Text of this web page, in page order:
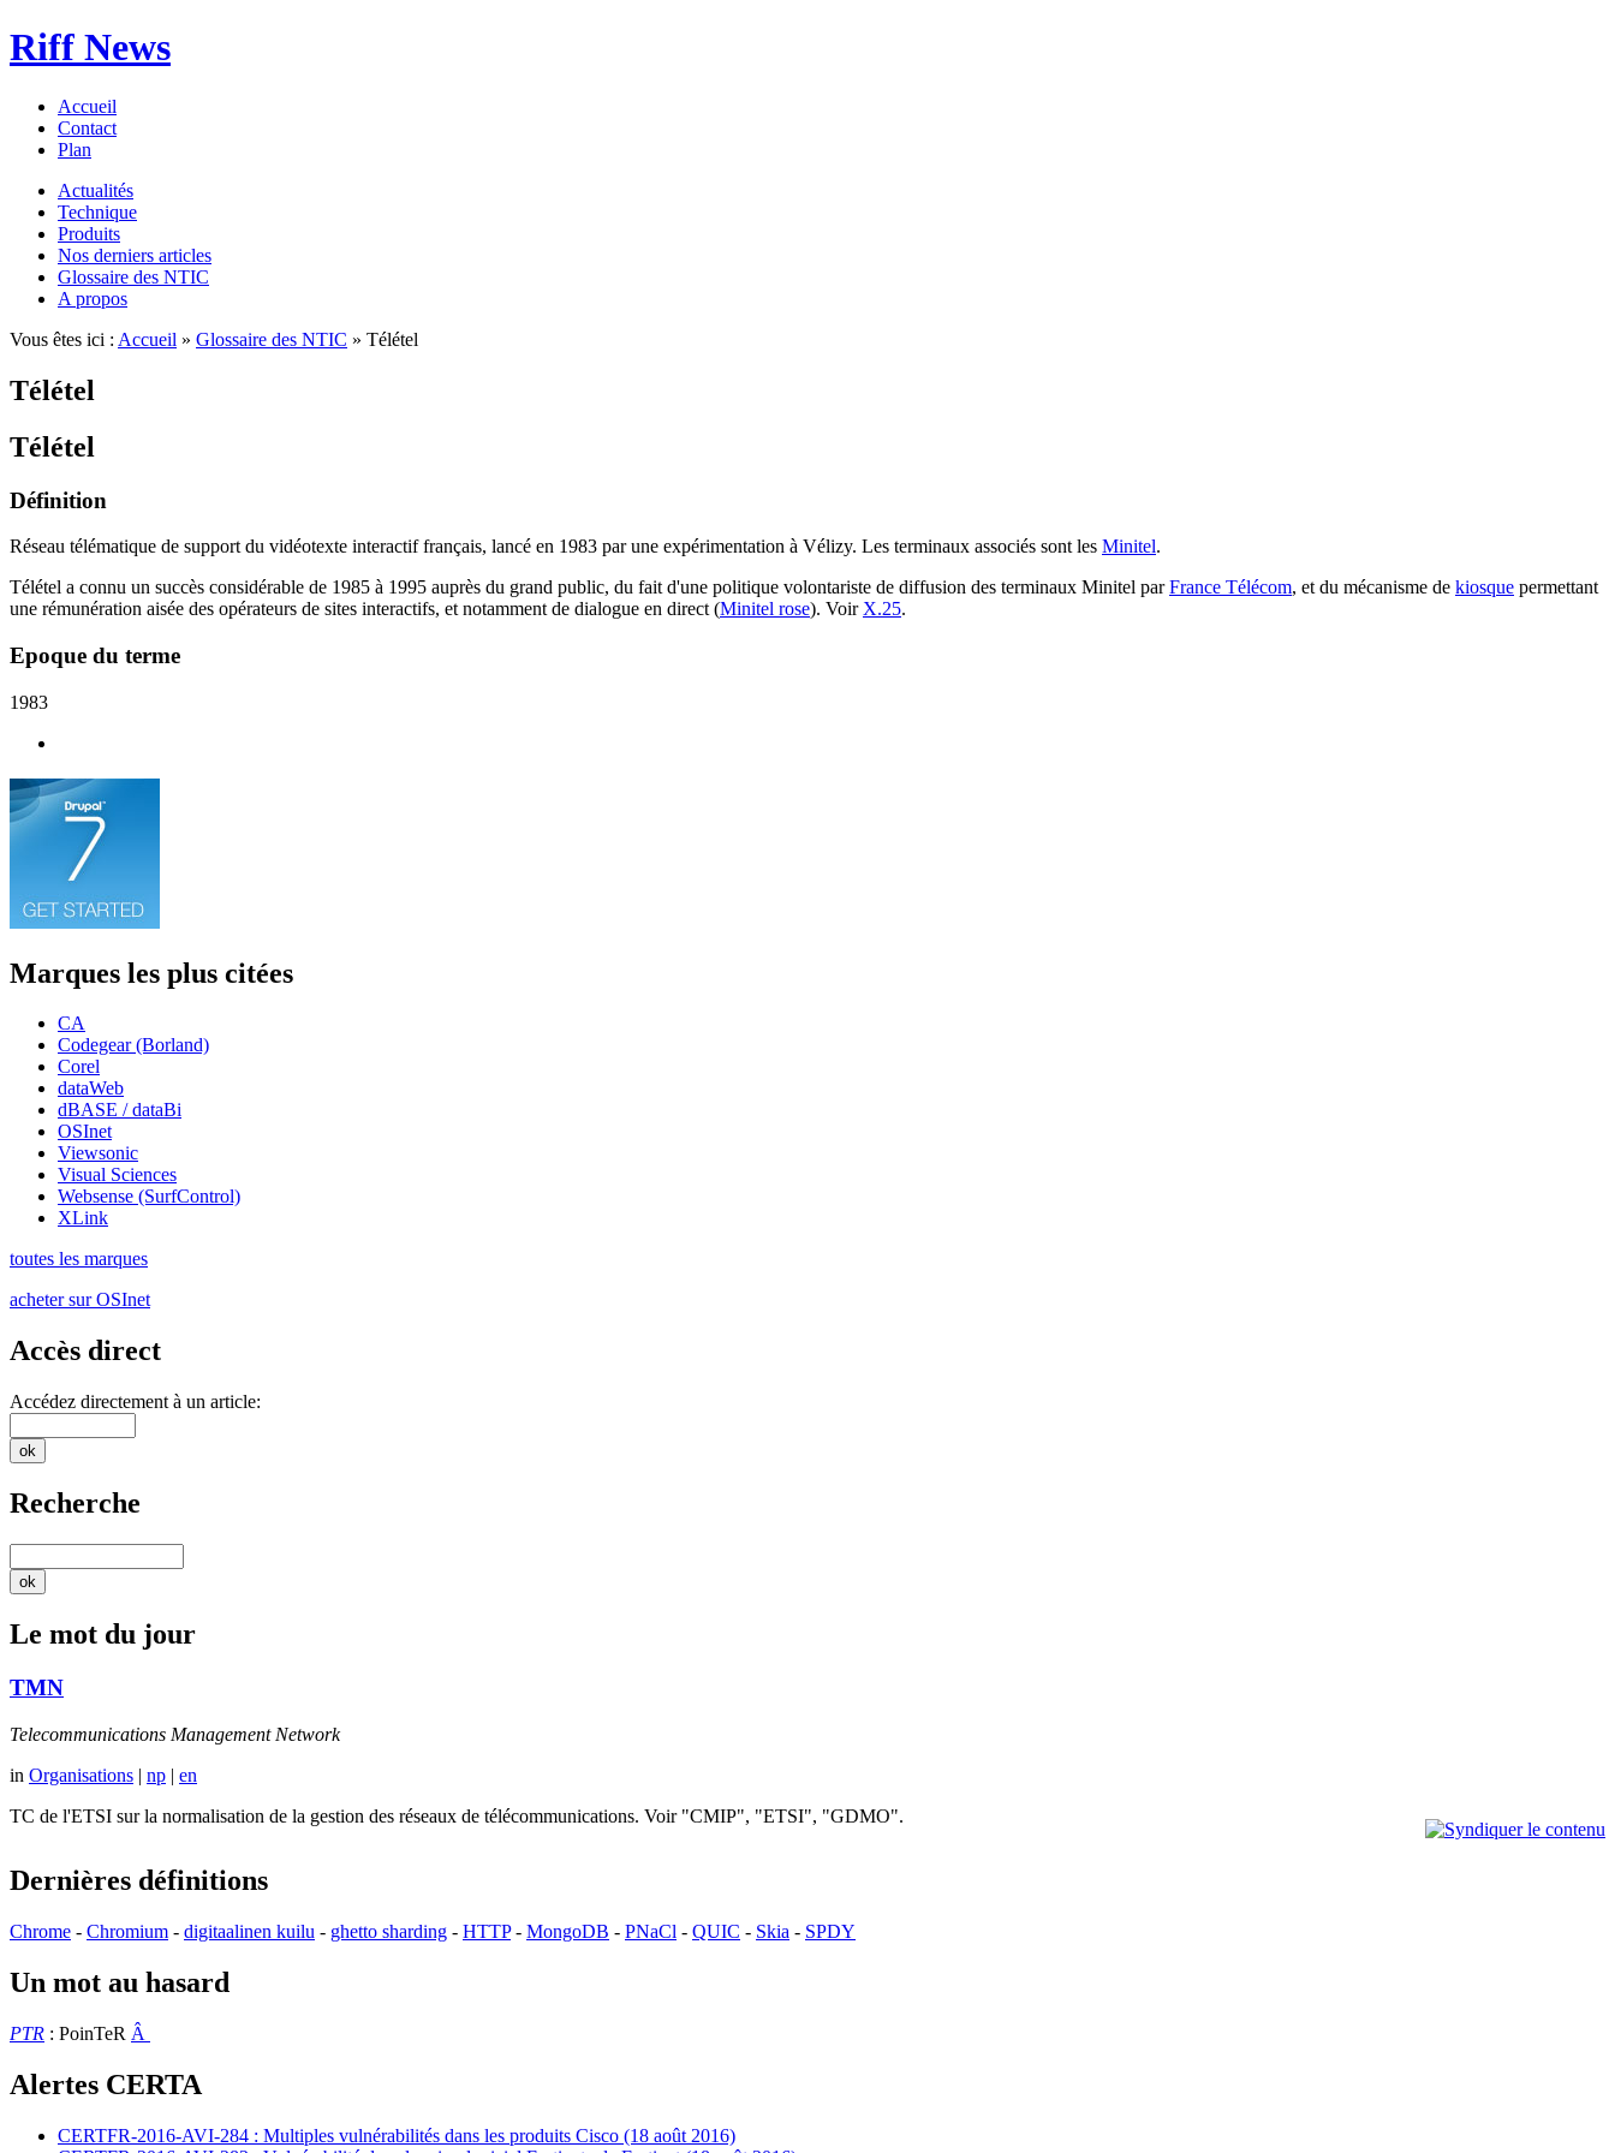
Riff News
Accueil
Contact
Plan
Actualités
Technique
Produits
Nos derniers articles
Glossaire des NTIC
A propos
Vous êtes ici : Accueil » Glossaire des NTIC » Télétel
Télétel
Télétel
Définition
Réseau télématique de support du vidéotexte interactif français, lancé en 1983 par une expérimentation à Vélizy. Les terminaux associés sont les Minitel.
Télétel a connu un succès considérable de 1985 à 1995 auprès du grand public, du fait d'une politique volontariste de diffusion des terminaux Minitel parFrance Télécom, et du mécanisme de kiosque permettant
une rémunération aisée des opérateurs de sites interactifs, et notamment de dialogue en direct (Minitel rose). Voir X.25.
Epoque du terme
1983
Marques les plus citées
CA
Codegear (Borland)
Corel
dataWeb
dBASE / dataBi
OSInet
Viewsonic
Visual Sciences
Websense (SurfControl)
XLink
toutes les marques
acheter sur OSInet
Accès direct
Accédez directement à un article:
Recherche
Le mot du jour
TMN
Telecommunications Management Network
in Organisations | np | en
TC de l'ETSI sur la normalisation de la gestion des réseaux de télécommunications. Voir "CMIP", "ETSI", "GDMO".
Dernières définitions
Chrome - Chromium - digitaalinen kuilu - ghetto sharding - HTTP- MongoDB - PNaCl - QUIC - Skia - SPDY
Un mot au hasard
PTR : PoinTeR Â
Alertes CERTA
CERTFR-2016-AVI-284 : Multiples vulnérabilités dans les produits Cisco (18 août 2016)